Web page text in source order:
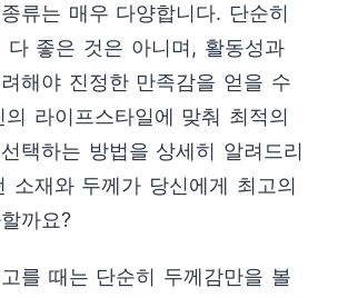
류는 매우 다양합니다. 단순히
다 좋은 것은 아니며, 활동성과
해야 진정한 만족감을 얻을 수
라이프스타일에 맞춰 최적의
택하는 방법을 상세히 알려드리
소재와 두께가 당신에게 최고의
까요?
를 때는 단순히 두께감만을 볼